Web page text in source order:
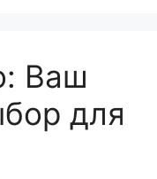
Ваш
для